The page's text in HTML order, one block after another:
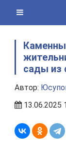
content
сады из
Автор:
13.06.2025